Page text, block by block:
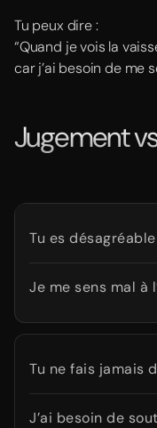
Tu peux dire :
“Quand je vois la
car j’ai besoin de me
Jugement
Tu es désagréable
Je me sens mal à
Tu ne fais jamais
J’ai besoin de